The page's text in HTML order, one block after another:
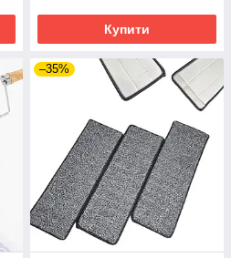
Купити
–35%